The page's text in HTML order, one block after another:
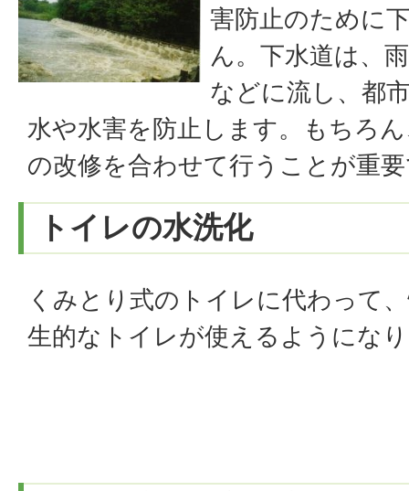
害防止のために
ん。下水道は、
などに流し、都
水や水害を防止します。もちろ
の改修を合わせて行うことが重
トイレの水洗化
くみとり式のトイレに代わって
生的なトイレが使えるようにな